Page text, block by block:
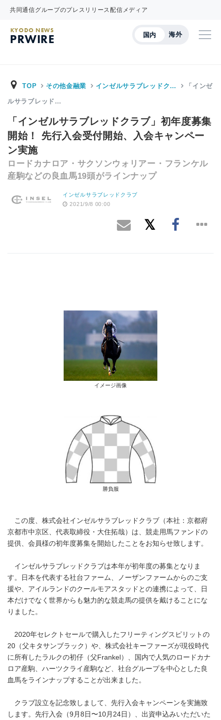
共同通信グループのプレスリリース配信メディア
国内 海外
KYODO NEWS
PRWIRE
TOP その他金融業 インゼルサラブレッドク… 「インゼ
ルサラブレッド…
「インゼルサラブレッドクラブ」初年度募集
開始！ 先行入会受付開始、入会キャンペー
ン実施
ロードカナロア・サクソンウォリアー・フランケル
産駒などの良血馬19頭がラインナップ
インゼルサラブレッドクラブ
2021/9/8 00:00
イメージ画像
勝負服
この度、株式会社インゼルサラブレッドクラブ（本社：京都府
京都市中京区、代表取締役・大住拓哉）は、競走用馬ファンドの
提供、会員様の初年度募集を開始したことをお知らせ致します。
インゼルサラブレッドクラブは本年が初年度の募集となりま
す。日本を代表する社台ファーム、ノーザンファームからのご支
援や、アイルランドのクールモアスタッドとの連携によって、日
本だけでなく世界からも魅力的な競走馬の提供を戴けることにな
りました。
2020年セレクトセールで購入したフリーティングスピリットの
20（父キタサンブラック）や、株式会社キーファーズが現役時代
に所有したラルクの初仔（父Frankel）、国内で人気のロードカナ
ロア産駒、ハーツクライ産駒など、社台グループを中心とした良
血馬をラインナップすることが出来ました。
クラブ設立を記念致しまして、先行入会キャンペーンを実施致
します。先行入会（9月8日〜10月24日）、出資申込みいただいた